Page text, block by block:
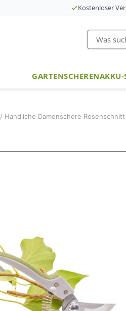
Kostenloser
GARTENSCHERENAKKU-
/ Handliche Damenschere Rosenschnitt